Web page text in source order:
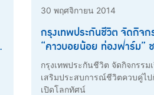
30 พฤศจิกายน 2014
กรุงเทพประกันชีวิต จัดกิจ
“คาวบอยน้อย ท่องฟาร์ม”
พร้อมเรียนรู้ การเกษตรข
โชคชัย
กรุงเทพประกันชีวิต จัดกิจกรรม
เสริมประสบการณ์ชีวิตควบคู่ไ
เปิดโลกทัศน์